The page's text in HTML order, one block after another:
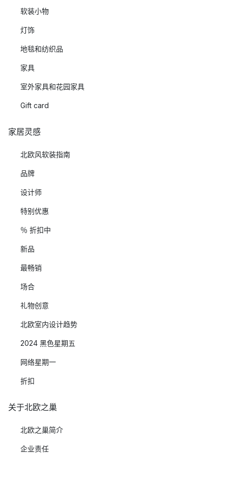
软装小物
灯饰
地毯和纺织品
家具
室外家具和花园家具
Gift card
家居灵感
北欧风软装指南
品牌
设计师
特别优惠
％ 折扣中
新品
最畅销
场合
礼物创意
北欧室内设计趋势
2024 黑色星期五
网络星期一
折扣
关于北欧之巢
北欧之巢简介
企业责任